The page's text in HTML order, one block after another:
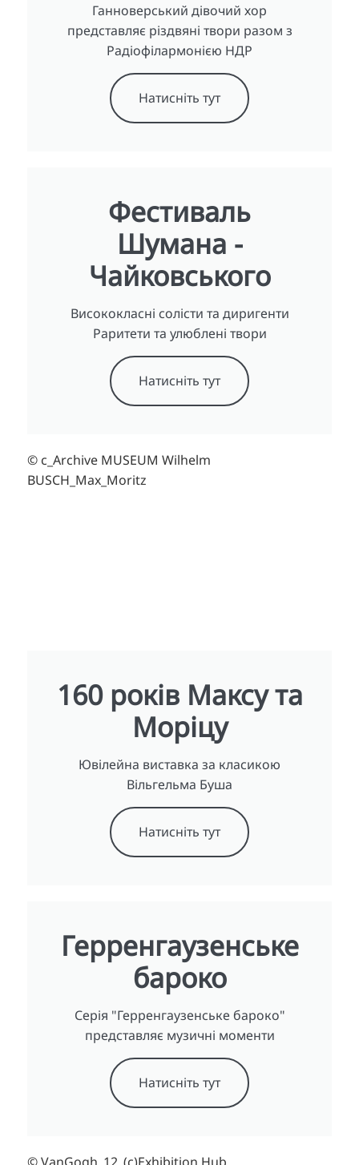
Ганноверський дівочий хор
представляє різдвяні твори разом з
Радіофілармонією НДР
Натисніть тут
Фестиваль
Шумана -
Чайковського
Висококласні солісти та диригенти
Раритети та улюблені твори
Натисніть тут
© c_Archive MUSEUM Wilhelm
BUSCH_Max_Moritz
160 років Максу та
Моріцу
Ювілейна виставка за класикою
Вільгельма Буша
Натисніть тут
Герренгаузенське
бароко
Серія "Герренгаузенське бароко"
представляє музичні моменти
Натисніть тут